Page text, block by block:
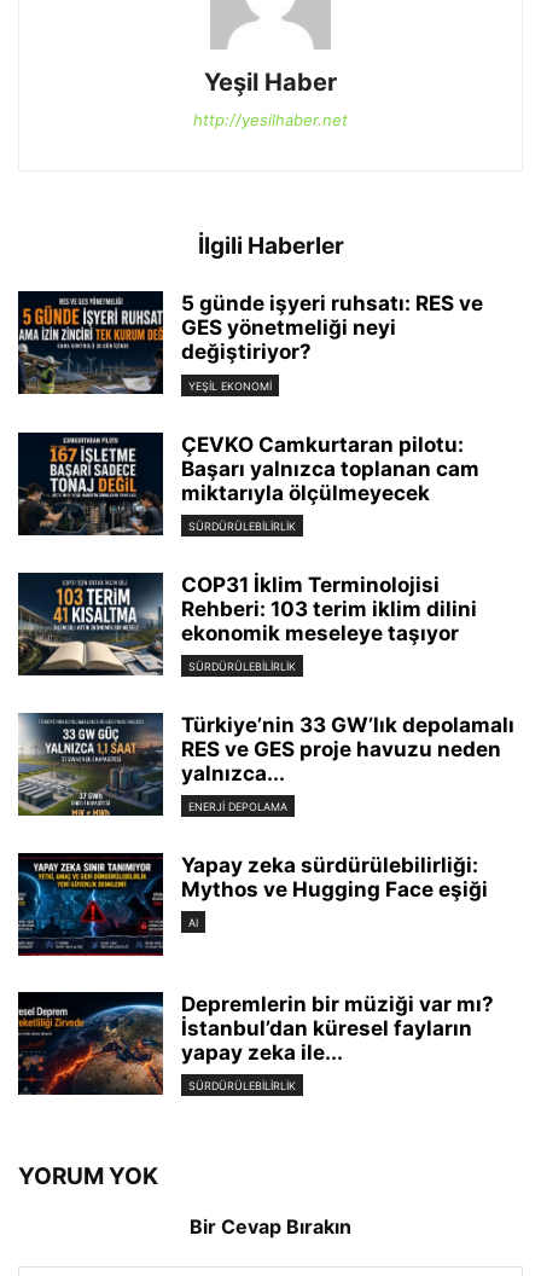
Yeşil Haber
http://yesilhaber.net
İlgili Haberler
5 günde işyeri ruhsatı: RES ve
GES yönetmeliği neyi
değiştiriyor?
YEŞIL EKONOMI
ÇEVKO Camkurtaran pilotu:
Başarı yalnızca toplanan cam
miktarıyla ölçülmeyecek
SÜRDÜRÜLEBILIRLIK
COP31 İklim Terminolojisi
Rehberi: 103 terim iklim dilini
ekonomik meseleye taşıyor
SÜRDÜRÜLEBILIRLIK
Türkiye’nin 33 GW’lık depolamalı
RES ve GES proje havuzu neden
yalnızca...
ENERJI DEPOLAMA
Yapay zeka sürdürülebilirliği:
Mythos ve Hugging Face eşiği
AI
Depremlerin bir müziği var mı?
İstanbul’dan küresel fayların
yapay zeka ile...
SÜRDÜRÜLEBILIRLIK
YORUM YOK
Bir Cevap Bırakın